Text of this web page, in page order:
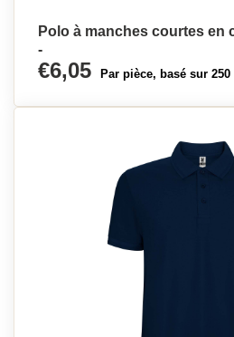
Polo à manches courtes en
-
€6,05 Par pièce, basé sur